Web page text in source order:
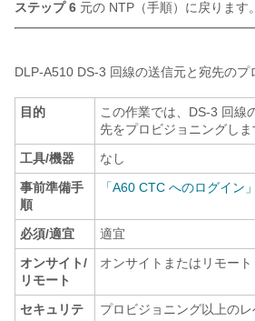
ステップ 6 元の NTP（手順）に戻ります。
DLP-A510 DS-3 回線の送信元と宛先のプ
目的
この作業では、DS-3 回線
先をプロビジョニングしま
工具/機器
なし
事前準備手
順
「A60 CTC へのログイン」
必須/適宜
適宜
オンサイト/
リモート
オンサイトまたはリモート
セキュリテ
プロビジョニング以上の